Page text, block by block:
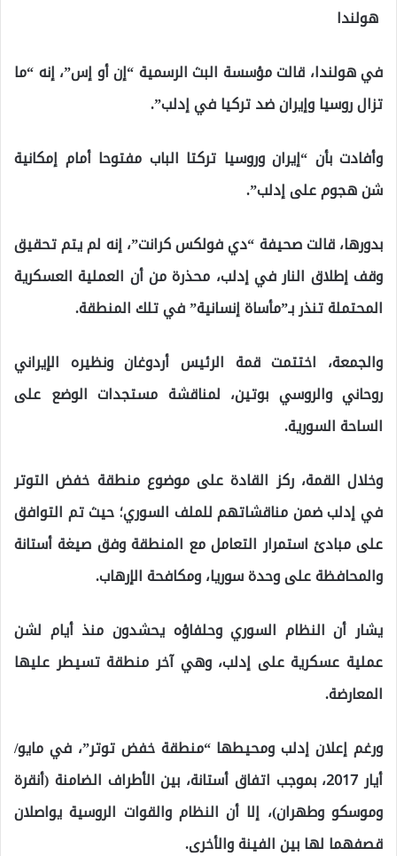
هولندا
في هولندا، قالت مؤسسة البث الرسمية “إن أو إس”، إنه “ما
تزال روسيا وإيران ضد تركيا في إدلب”.
وأفادت بأن “إيران وروسيا تركتا الباب مفتوحا أمام إمكانية
شن هجوم على إدلب”.
بدورها، قالت صحيفة “دي فولكس كرانت”، إنه لم يتم تحقيق
وقف إطلاق النار في إدلب، محذرة من أن العملية العسكرية
المحتملة تنذر بـ”مأساة إنسانية” في تلك المنطقة.
والجمعة، اختتمت قمة الرئيس أردوغان ونظيره الإيراني
روحاني والروسي بوتين، لمناقشة مستجدات الوضع على
الساحة السورية.
وخلال القمة، ركز القادة على موضوع منطقة خفض التوتر
في إدلب ضمن مناقشاتهم للملف السوري؛ حيث تم التوافق
على مبادئ استمرار التعامل مع المنطقة وفق صيغة أستانة
والمحافظة على وحدة سوريا، ومكافحة الإرهاب.
يشار أن النظام السوري وحلفاؤه يحشدون منذ أيام لشن
عملية عسكرية على إدلب، وهي آخر منطقة تسيطر عليها
المعارضة.
ورغم إعلان إدلب ومحيطها “منطقة خفض توتر”، في مايو/
أيار 2017، بموجب اتفاق أستانة، بين الأطراف الضامنة (أنقرة
وموسكو وطهران)، إلا أن النظام والقوات الروسية يواصلان
قصفهما لها بين الفينة والأخرى.